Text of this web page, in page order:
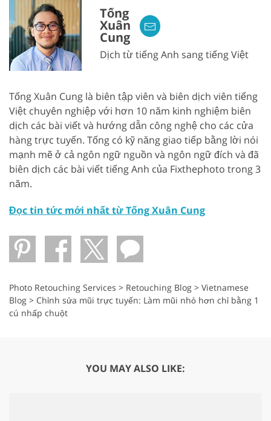
Tống
Xuân
Cung
Dịch từ tiếng Anh sang tiếng Việt
Tống Xuân Cung là biên tập viên và biên dịch viên tiếng
Việt chuyên nghiệp với hơn 10 năm kinh nghiệm biên
dịch các bài viết và hướng dẫn công nghệ cho các cửa
hàng trực tuyến. Tống có kỹ năng giao tiếp bằng lời nói
mạnh mẽ ở cả ngôn ngữ nguồn và ngôn ngữ đích và đã
biên dịch các bài viết tiếng Anh của Fixthephoto trong 3
năm.
Đọc tin tức mới nhất từ ​​Tống Xuân Cung
Photo Retouching Services > Retouching Blog > Vietnamese
Blog > Chỉnh sửa mũi trực tuyến: Làm mũi nhỏ hơn chỉ bằng 1
cú nhấp chuột
YOU MAY ALSO LIKE: